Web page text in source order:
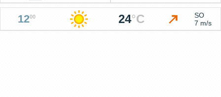
1200 24°C
SO
7 m/s